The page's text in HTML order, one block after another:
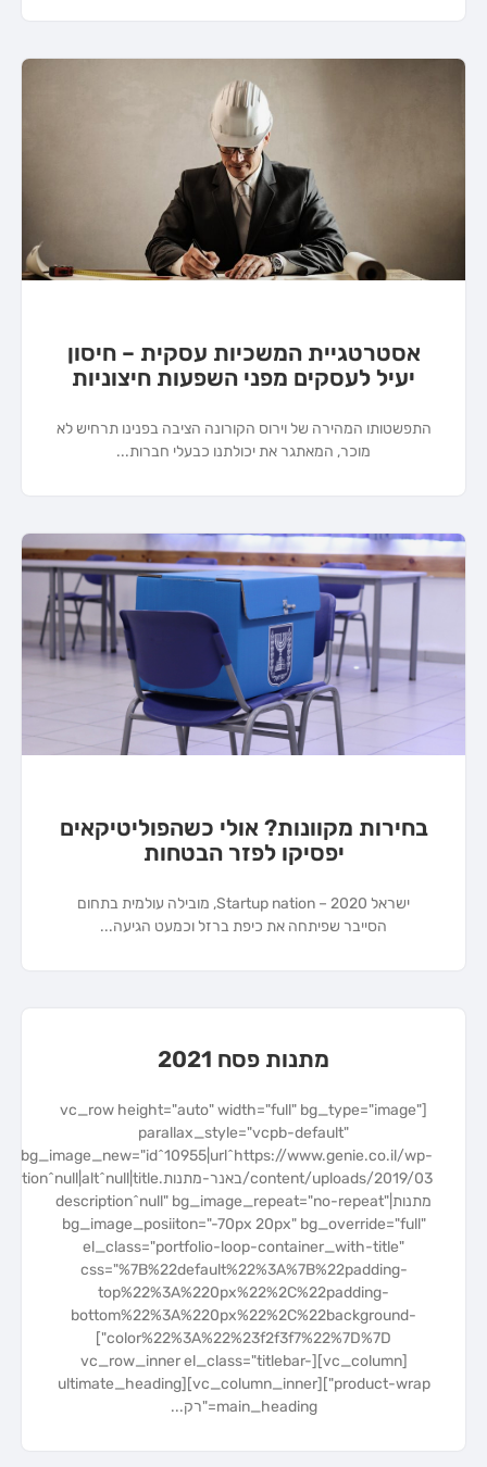
אסטרטגיית המשכיות עסקית – חיסון
יעיל לעסקים מפני השפעות חיצוניות
התפשטותו המהירה של וירוס הקורונה הציבה בפנינו תרחיש לא
מוכר, המאתגר את יכולתנו כבעלי חברות
בחירות מקוונות? אולי כשהפוליטיקאים
יפסיקו לפזר הבטחות
ישראל 2020 – Startup nation, מובילה עולמית בתחום
הסייבר שפיתחה את כיפת ברזל וכמעט הגיעה
מתנות פסח 2021
[vc_row height="auto" width="full" bg_type="image"
parallax_style="vcpb-default"
bg_image_new="id^10955|url^https://www.genie.co.il/wp-
מתנות|description^null" bg_image_repeat="no-repeat"
bg_image_posiiton="-70px 20px" bg_override="full"
el_class="portfolio-loop-container_with-title"
css="%7B%22default%22%3A%7B%22padding-
top%22%3A%220px%22%2C%22padding-
bottom%22%3A%220px%22%2C%22background-
color%22%3A%22%23f2f3f7%22%7D%7D"]
[vc_column][vc_row_inner el_class="titlebar-
product-wrap"][vc_column_inner][ultimate_heading
main_heading="רק